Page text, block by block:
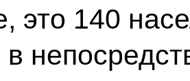
это 140
в